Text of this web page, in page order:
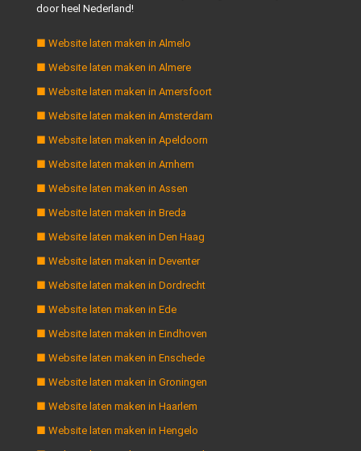
door heel Nederland!
■ Website laten maken in Almelo
■ Website laten maken in Almere
■ Website laten maken in Amersfoort
■ Website laten maken in Amsterdam
■ Website laten maken in Apeldoorn
■ Website laten maken in Arnhem
■ Website laten maken in Assen
■ Website laten maken in Breda
■ Website laten maken in Den Haag
■ Website laten maken in Deventer
■ Website laten maken in Dordrecht
■ Website laten maken in Ede
■ Website laten maken in Eindhoven
■ Website laten maken in Enschede
■ Website laten maken in Groningen
■ Website laten maken in Haarlem
■ Website laten maken in Hengelo